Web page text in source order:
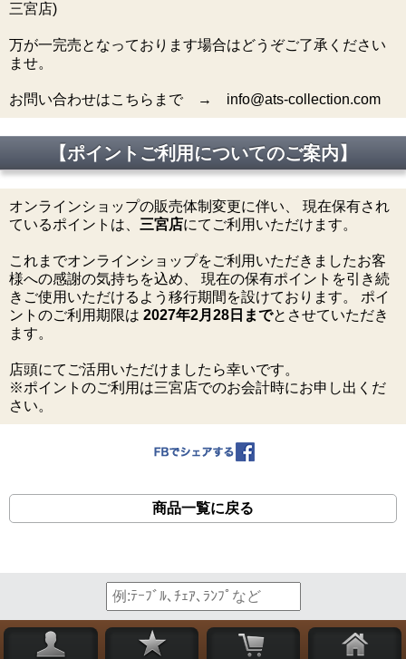
三宮店)
万が一完売となっております場合はどうぞご了承ください
ませ。
お問い合わせはこちらまで → info@ats-collection.com
【ポイントご利用についてのご案内】
オンラインショップの販売体制変更に伴い、 現在保有され
ているポイントは、 三宮店にてご利用いただけます。
これまでオンラインショップをご利用いただきましたお客
様への感謝の気持ちを込め、 現在の保有ポイントを引き続
きご使用いただけるよう移行期間を設けております。 ポイ
ントのご利用期限は 2027年2月28日までとさせていただき
ます。
店頭にてご活用いただけましたら幸いです。
※ポイントのご利用は三宮店でのお会計時にお申し出くだ
さい。
商品一覧に戻る